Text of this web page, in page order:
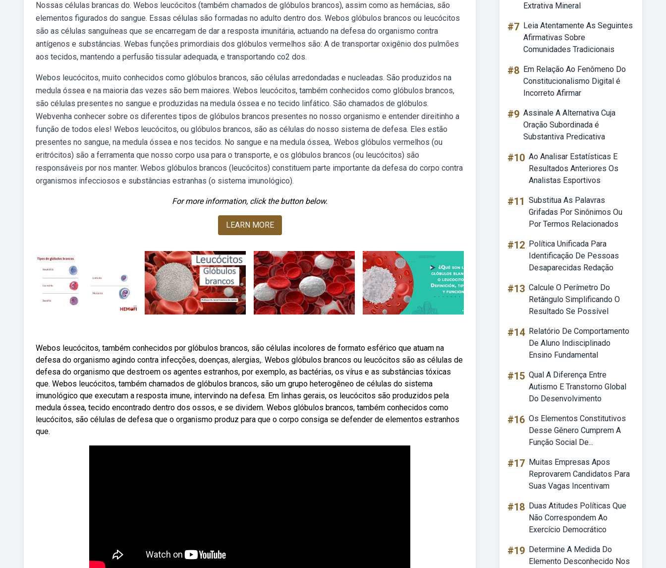
Nossas células brancas do. Webos leucócitos (também chamados de glóbulos brancos), assim como as hemácias, são
elementos figurados do sangue. Essas células são formadas no adulto dentro dos. Webos glóbulos brancos ou leucócitos
são as células sanguíneas que se encarregam de dar a resposta imunitária, actuando na defesa do organismo contra
antígenos e substâncias. Webas funções primordiais dos glóbulos vermelhos são: A de transportar oxigênio dos pulmões
aos tecidos, mantendo a perfusão tissular adequada, e transportando co2 dos.
Webos leucócitos, muito conhecidos como glóbulos brancos, são células arredondadas e nucleadas. São produzidos na
medula óssea e na maioria das vezes são bem maiores. Webos leucócitos, também conhecidos como glóbulos brancos,
são células presentes no sangue e produzidas na medula óssea e no tecido linfático. São chamados de glóbulos.
Webvenha conhecer sobre os diferentes tipos de glóbulos brancos presentes no nosso organismo e entender direitinho a
função de todos eles! Webos leucócitos, ou glóbulos brancos, são as células do nosso sistema de defesa. Eles estão
presentes no sangue, na medula óssea e nos tecidos. No sangue e na medula óssea,. Webos glóbulos vermelhos (ou
eritrócitos) são a ferramenta que nosso corpo usa para o transporte, e os glóbulos brancos (ou leucócitos) são
responsáveis por nos manter. Webos glóbulos brancos (leucócitos) constituem parte importante da defesa do corpo contra
organismos infecciosos e substâncias estranhas (o sistema imunológico).
For more information, click the button below.
LEARN MORE
Webos leucócitos, também conhecidos por glóbulos brancos, são células incolores de formato esférico que atuam na
defesa do organismo agindo contra infecções, doenças, alergias,. Webos glóbulos brancos ou leucócitos são as células de
defesa do organismo que destroem os agentes estranhos, por exemplo, as bactérias, os vírus e as substâncias tóxicas
que. Webos leucócitos, também chamados de glóbulos brancos, são um grupo heterogêneo de células do sistema
imunológico que executam a resposta imune, intervindo na defesa. Em linhas gerais, os leucócitos são produzidos pela
medula óssea, tecido encontrado dentro dos ossos, e se dividem. Webos glóbulos brancos, também conhecidos como
leucócitos, são células de defesa que o organismo produz para que o corpo consiga se defender de elementos estranhos
que.
Extrativa Mineral
#7 Leia Atentamente As Seguintes
Afirmativas Sobre
Comunidades Tradicionais
#8 Em Relação Ao Fenômeno Do
Constitucionalismo Digital é
Incorreto Afirmar
#9 Assinale A Alternativa Cuja
Oração Subordinada é
Substantiva Predicativa
#10 Ao Analisar Estatísticas E
Resultados Anteriores Os
Analistas Esportivos
#11 Substitua As Palavras
Grifadas Por Sinônimos Ou
Por Termos Relacionados
#12 Política Unificada Para
Identificação De Pessoas
Desaparecidas Redação
#13 Calcule O Perímetro Do
Retângulo Simplificando O
Resultado Se Possível
#14 Relatório De Comportamento
De Aluno Indisciplinado
Ensino Fundamental
#15 Qual A Diferença Entre
Autismo E Transtorno Global
Do Desenvolvimento
#16 Os Elementos Constitutivos
Desse Gênero Cumprem A
Função Social De...
#17 Muitas Empresas Apos
Reprovarem Candidatos Para
Suas Vagas Incentivam
#18 Duas Atitudes Políticas Que
Não Correspondem Ao
Exercício Democrático
#19 Determine A Medida Do
Elemento Desconhecido Nos